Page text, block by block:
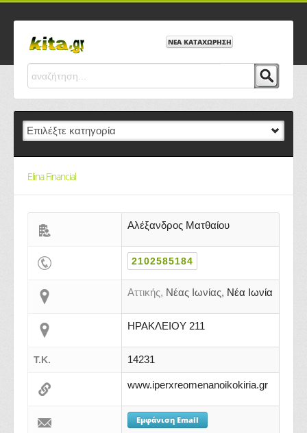
ΝΕΑ ΚΑΤΑΧΩΡΗΣΗ
Elina Financial
Αλέξανδρος Ματθαίου
2102585184
Αττικής, Νέας Ιωνίας, Νέα Ιωνία
ΗΡΑΚΛΕΙΟΥ 211
Τ.Κ. 14231
www.iperxreomenanoikokiria.gr
Εμφάνιση Email